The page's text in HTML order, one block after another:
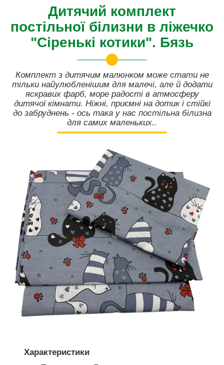
Дитячий комплект
постільної білизни в ліжечко
"Сіренькі котики". Бязь
Комплект з дитячим малюнком може стати не
тільки найулюбленішим для малечі, але й додати
яскравих фарб, море радості в атмосферу
дитячої кімнати. Ніжні, приємні на дотик і стійкі
до забруднень - ось така у нас постільна білизна
для самих маленьких..
Характеристики